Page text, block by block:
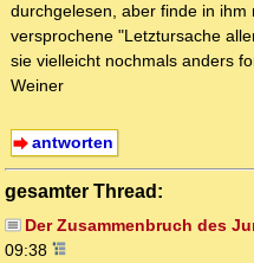
durchgelesen, aber finde in
versprochene "Letztursache
sie vielleicht nochmals anders
Weiner
antworten
gesamter Thread:
Der Zusammenbruch des
09:38